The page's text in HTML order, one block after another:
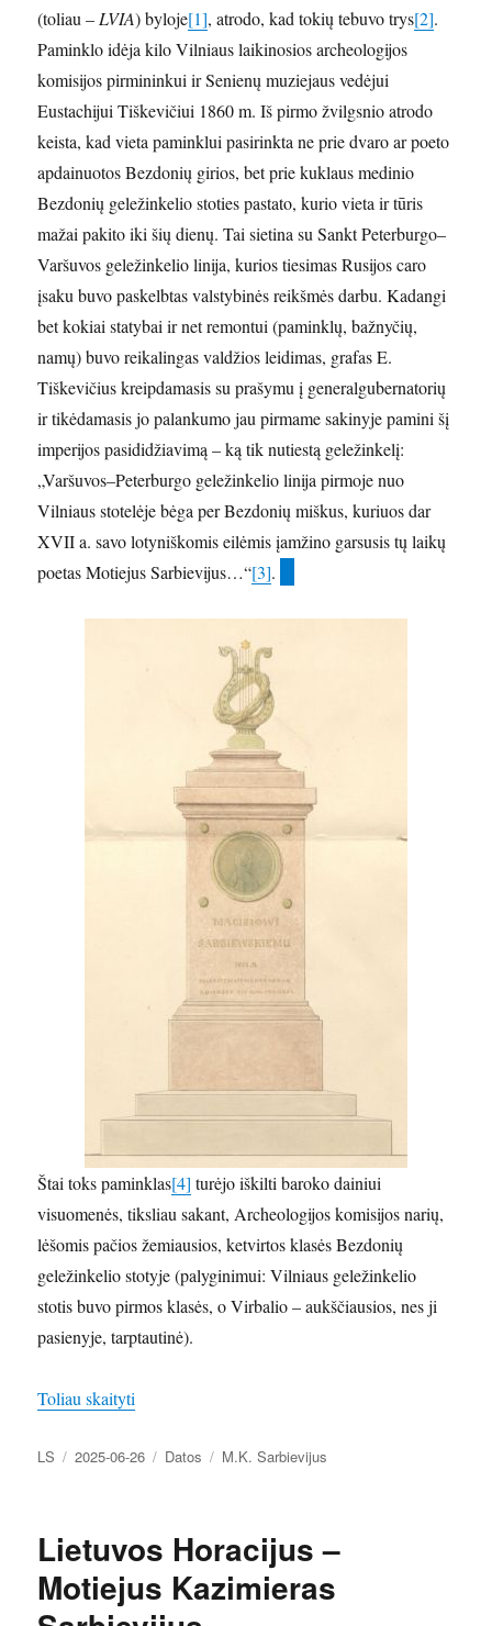
(toliau – LVIA) byloje[1], atrodo, kad tokių tebuvo trys[2].
Paminklo idėja kilo Vilniaus laikinosios archeologijos
komisijos pirmininkui ir Senienų muziejaus vedėjui
Eustachijui Tiškevičiui 1860 m. Iš pirmo žvilgsnio atrodo
keista, kad vieta paminklui pasirinkta ne prie dvaro ar poeto
apdainuotos Bezdonių girios, bet prie kuklaus medinio
Bezdonių geležinkelio stoties pastato, kurio vieta ir tūris
mažai pakito iki šių dienų. Tai sietina su Sankt Peterburgo–
Varšuvos geležinkelio linija, kurios tiesimas Rusijos caro
įsaku buvo paskelbtas valstybinės reikšmės darbu. Kadangi
bet kokiai statybai ir net remontui (paminklų, bažnyčių,
namų) buvo reikalingas valdžios leidimas, grafas E.
Tiškevičius kreipdamasis su prašymu į generalgubernatorių
ir tikėdamasis jo palankumo jau pirmame sakinyje pamini šį
imperijos pasididžiavimą – ką tik nutiestą geležinkelį:
„Varšuvos–Peterburgo geležinkelio linija pirmoje nuo
Vilniaus stotelėje bėga per Bezdonių miškus, kuriuos dar
XVII a. savo lotyniškomis eilėmis įamžino garsusis tų laikų
poetas Motiejus Sarbievijus…“[3].
Štai toks paminklas[4] turėjo iškilti baroko dainiui
visuomenės, tiksliau sakant, Archeologijos komisijos narių,
lėšomis pačios žemiausios, ketvirtos klasės Bezdonių
geležinkelio stotyje (palyginimui: Vilniaus geležinkelio
stotis buvo pirmos klasės, o Virbalio – aukščiausios, nes ji
pasienyje, tarptautinė).
Toliau skaityti
Autorius
LS Paskelbta
2025-06-26 Kategorijos
Datos Žymos
M.K. Sarbievijus
Lietuvos Horacijus –
Motiejus Kazimieras